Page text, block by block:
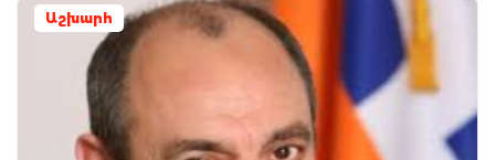
Աշխարհ